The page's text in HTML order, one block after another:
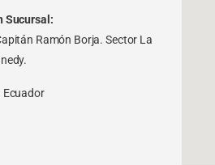
Sucursal:
Ramón Borja. Sector La
Ecuador